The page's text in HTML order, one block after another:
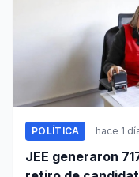
POLÍTICA hace 1
JEE generaron